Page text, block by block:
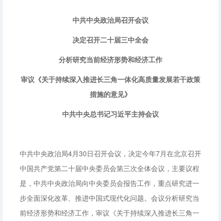
中共中央政治局召开会议
决定召开二十届三中全会
分析研究当前经济形势和经济工作
审议《关于持续深入推进长三角一体化高质量发展若干政策
措施的意见》
中共中央总书记习近平主持会议
中共中央政治局4月30日召开会议，决定今年7月在北京召开
中国共产党第二十届中央委员会第三次全体会议，主要议程
是，中共中央政治局向中央委员会报告工作，重点研究进一
步全面深化改革、推进中国式现代化问题。会议分析研究当
前经济形势和经济工作，审议《关于持续深入推进长三角一